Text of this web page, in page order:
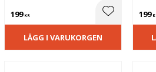
till i favoriter
199KR Lägg till i
LÄGG I VARUKORGEN
199